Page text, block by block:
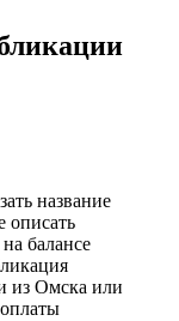
название
описать
балансе
из Омска или